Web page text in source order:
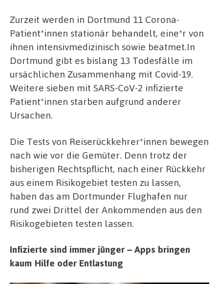
Zurzeit werden in Dortmund 11 Corona-
Patient*innen stationär behandelt, eine*r von
ihnen intensivmedizinisch sowie beatmet.In
Dortmund gibt es bislang 13 Todesfälle im
ursächlichen Zusammenhang mit Covid-19.
Weitere sieben mit SARS-CoV-2 infizierte
Patient*innen starben aufgrund anderer
Ursachen.
Die Tests von Reiserückkehrer*innen bewegen
nach wie vor die Gemüter. Denn trotz der
bisherigen Rechtspflicht, nach einer Rückkehr
aus einem Risikogebiet testen zu lassen,
haben das am Dortmunder Flughafen nur
rund zwei Drittel der Ankommenden aus den
Risikogebieten testen lassen.
Infizierte sind immer jünger – Apps bringen
kaum Hilfe oder Entlastung